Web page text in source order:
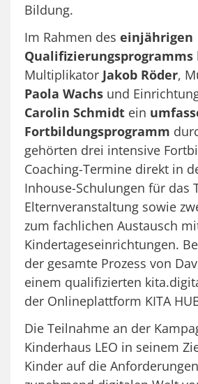
Bildung.
Im Rahmen des einjährigen
Qualifizierungsprogramms
Multiplikator Jakob Röder,
Paola Wachs und
Carolin Schmidt ein
Fortbildungsprogramm
gehörten drei intensive
Coaching-Termine direkt in
Inhouse-Schulungen für das
Elternveranstaltung sowie
zum fachlichen Austausch
Kindertageseinrichtungen.
der gesamte Prozess von
einem qualifizierten
der Onlineplattform KITA
Die Teilnahme an der
Kinderhaus LEO in seinem
Kinder auf die